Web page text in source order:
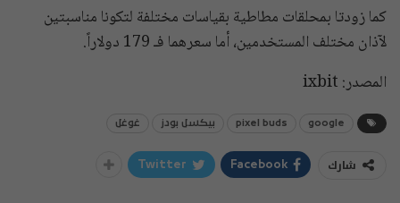
كما زودتا بمحلقات مطاطية بقياسات مختلفة لتكونا مناسبتين
لآذان مختلف المستخدمين، أما سعرهما فـ 179 دولاراً.
المصدر: ixbit
google
pixel buds بيكسل بودز غوغل
شارك Facebook
Twitter